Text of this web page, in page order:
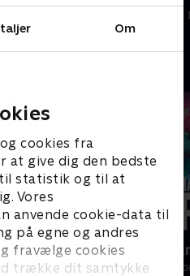
Om
cookies fra
at give dig den bedste
til statistik og til at
Vores
anvende cookie-data til
på egne og andres
fravælge cookies
trække dit samtykke
efterforskning af Braget.
Happy
Drama • 1